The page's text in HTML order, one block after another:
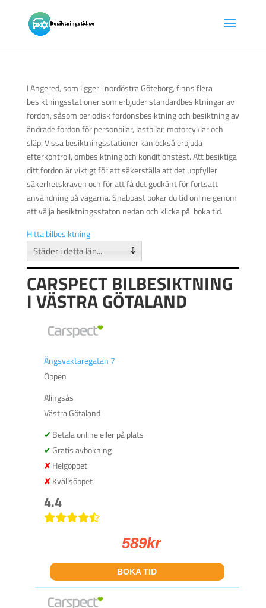
I Angered, som ligger i nordöstra Göteborg, finns flera
besiktningsstationer som erbjuder standardbesiktningar av
fordon, såsom periodisk fordonsbesiktning och besiktning av
ändrade fordon för personbilar, lastbilar, motorcyklar och
släp. Vissa besiktningsstationer kan också erbjuda
efterkontroll, ombesiktning och konditionstest. Att besiktiga
ditt fordon är viktigt för att säkerställa att det uppfyller
säkerhetskraven och för att få det godkänt för fortsatt
användning på vägarna. Snabbast bokar du tid online genom
att välja besiktningsstaton nedan och klicka på boka tid.
Hitta bilbesiktning
⇩
CARSPECT BILBESIKTNING
I VÄSTRA GÖTALAND
Ängsvaktaregatan 7
Öppen
Alingsås
Västra Götaland
Betala online eller på plats
Gratis avbokning
Helgöppet
Kvällsöppet
4.4
589kr
BOKA TID